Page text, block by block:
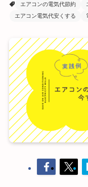
エアコンの電気代節約
エアコン電気代安くする